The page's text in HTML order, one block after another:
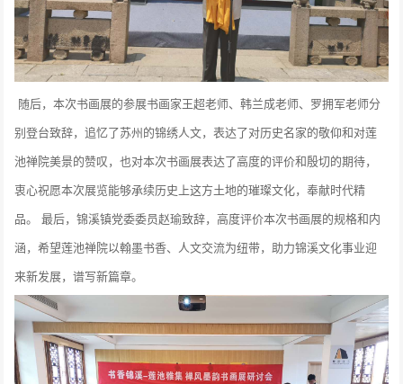
随后，本次书画展的参展书画家王超老师、韩兰成老师、罗拥军老师分
别登台致辞，追忆了苏州的锦绣人文，表达了对历史名家的敬仰和对莲
池禅院美景的赞叹，也对本次书画展表达了高度的评价和殷切的期待，
衷心祝愿本次展览能够承续历史上这方土地的璀璨文化，奉献时代精
品。 最后，锦溪镇党委委员赵瑜致辞，高度评价本次书画展的规格和内
涵，希望莲池禅院以翰墨书香、人文交流为纽带，助力锦溪文化事业迎
来新发展，谱写新篇章。